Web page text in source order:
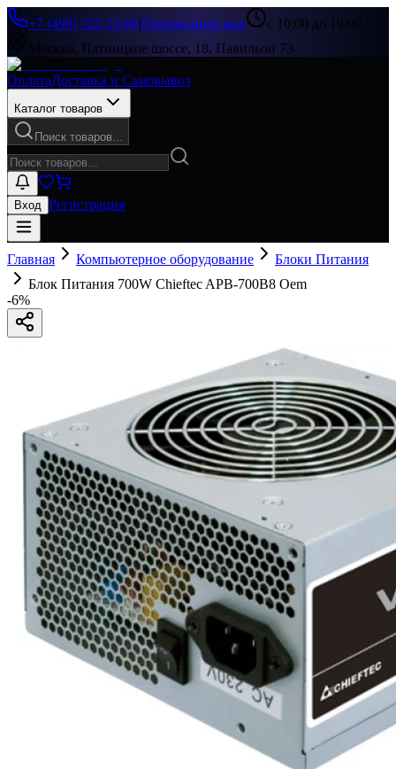
+7 (499) 322-33-86|Перезвоните мне
с 10:00 до 19:00
Москва, Пятницкое шоссе, 18, Павильон 73
ОплатаДоставка и Самовывоз
Каталог товаров
Поиск товаров...
Вход Регистрация
Главная Компьютерное оборудование
Блоки Питания
Блок Питания 700W Chieftec APB-700B8 Oem
-6%